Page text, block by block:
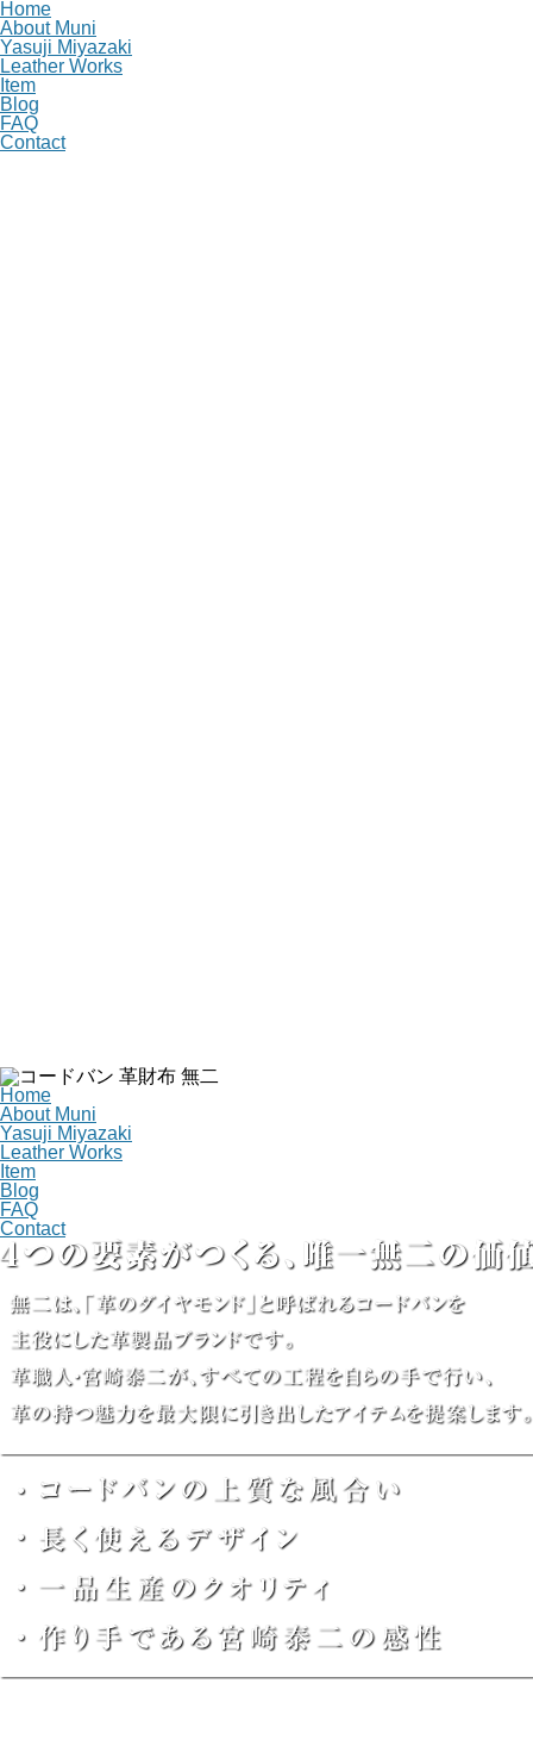
Home
About Muni
Yasuji Miyazaki
Leather Works
Item
Blog
FAQ
Contact
Home
About Muni
Yasuji Miyazaki
Leather Works
Item
Blog
FAQ
Contact